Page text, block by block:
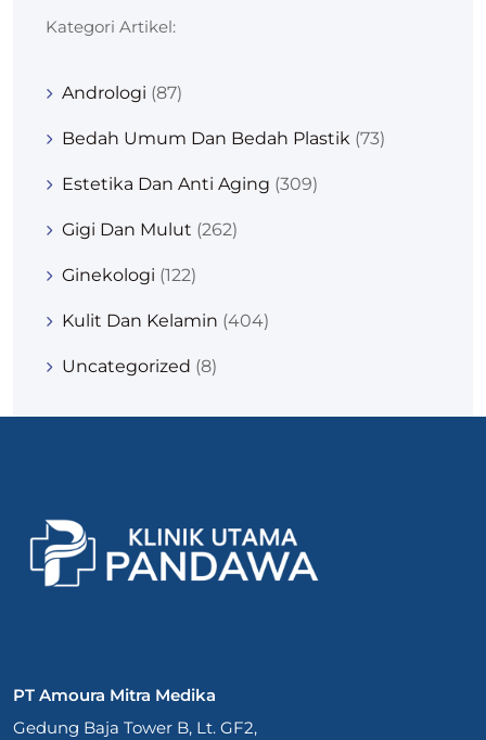
Kategori Artikel:
Andrologi (87)
Bedah Umum Dan Bedah Plastik (73)
Estetika Dan Anti Aging (309)
Gigi Dan Mulut (262)
Ginekologi (122)
Kulit Dan Kelamin (404)
Uncategorized (8)
PT Amoura Mitra Medika
Gedung Baja Tower B, Lt. GF2,